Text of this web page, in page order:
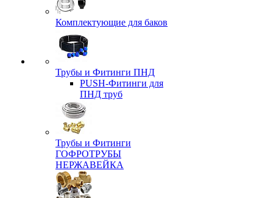
Комплектующие для баков
Трубы и Фитинги ПНД
PUSH-Фитинги для
ПНД труб
Трубы и Фитинги
ГОФРОТРУБЫ
НЕРЖАВЕЙКА